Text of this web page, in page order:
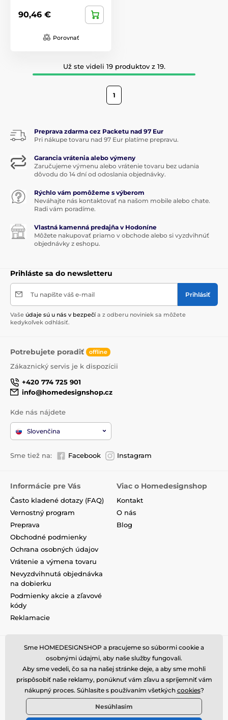
90,46 €
Porovnať
Už ste videli 19 produktov z 19.
1
Preprava zdarma cez Packetu nad 97 Eur
Pri nákupe tovaru nad 97 Eur platíme prepravu.
Garancia vrátenia alebo výmeny
Zaručujeme výmenu alebo vrátenie tovaru bez udania
dôvodu do 14 dní od odoslania objednávky.
Rýchlo vám pomôžeme s výberom
Neváhajte nás kontaktovať na našom mobile alebo chate.
Radi vám poradíme.
Vlastná kamenná predajňa v Hodoníne
Môžete nakupovať priamo v obchode alebo si vyzdvihnúť
objednávky z eshopu.
Prihláste sa do newsletteru
Tu napíšte váš e-mail Prihlásiť
Vaše údaje sú u nás v bezpečí a z odberu noviniek sa môžete
kedykoľvek odhlásiť.
Potrebujete poradiť offline
Zákaznický servis je k dispozícii
+420 774 725 901
info@homedesignshop.cz
Kde nás nájdete
Slovenčina
Sme tiež na: Facebook Instagram
Informácie pre Vás
Často kladené dotazy (FAQ)
Vernostný program
Preprava
Obchodné podmienky
Ochrana osobných údajov
Vrátenie a výmena tovaru
Nevyzdvihnutá objednávka
na dobierku
Podmienky akcie a zľavové
kódy
Reklamacie
Viac o Homedesignshop
Kontakt
O nás
Blog
Sme HOMEDESIGNSHOP a pracujeme so súbormi cookie a
osobnými údajmi, aby naše služby fungovali.
Aby sme vedeli, čo sa na našej stránke deje, a aby sme mohli
prispôsobiť naše reklamy, ponúknuť vám zľavu a spríjemniť vám
nákupný proces. Súhlasíte s používaním všetkých cookies?
Nesúhlasím